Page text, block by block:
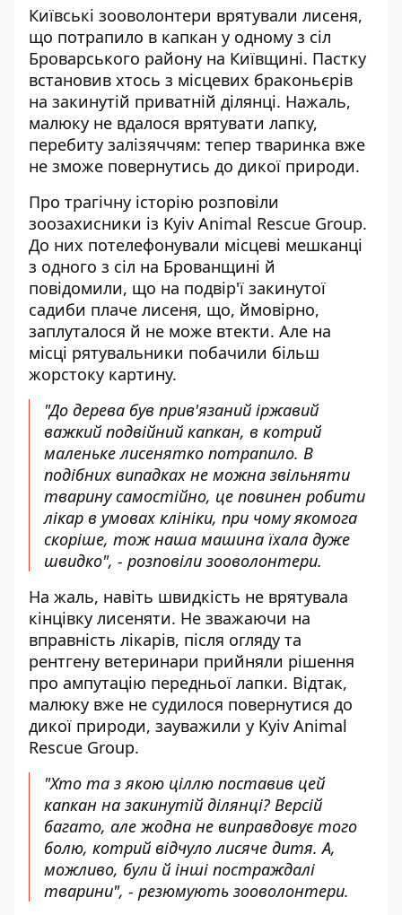
Київські зооволонтери врятували лисеня,
що потрапило в капкан у одному з сіл
Броварського району на Київщині. Пастку
встановив хтось з місцевих браконьєрів
на закинутій приватній ділянці. Нажаль,
малюку не вдалося врятувати лапку,
перебиту залізяччям: тепер тваринка вже
не зможе повернутись до дикої природи.
Про трагічну історію розповіли
зоозахисники із Kyiv Animal Rescue Group.
До них потелефонували місцеві мешканці
з одного з сіл на Брованщині й
повідомили, що на подвір'ї закинутої
садиби плаче лисеня, що, ймовірно,
заплуталося й не може втекти. Але на
місці рятувальники побачили більш
жорстоку картину.
"До дерева був прив'язаний іржавий
важкий подвійний капкан, в котрий
маленьке лисенятко потрапило. В
подібних випадках не можна звільняти
тварину самостійно, це повинен робити
лікар в умовах клініки, при чому якомога
скоріше, тож наша машина їхала дуже
швидко", - розповіли зооволонтери.
На жаль, навіть швидкість не врятувала
кінцівку лисеняти. Не зважаючи на
вправність лікарів, після огляду та
рентгену ветеринари прийняли рішення
про ампутацію передньої лапки. Відтак,
малюку вже не судилося повернутися до
дикої природи, зауважили у Kyiv Animal
Rescue Group.
"Хто та з якою ціллю поставив цей
капкан на закинутій ділянці? Версій
багато, але жодна не виправдовує того
болю, котрий відчуло лисяче дитя. А,
можливо, були й інші постраждалі
тварини", - резюмують зооволонтери.